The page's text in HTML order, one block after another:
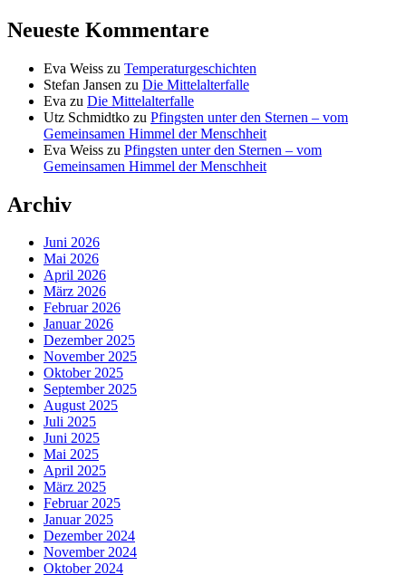
Neueste Kommentare
Eva Weiss zu Temperaturgeschichten
Stefan Jansen zu Die Mittelalterfalle
Eva zu Die Mittelalterfalle
Utz Schmidtko zu Pfingsten unter den Sternen – vom
Gemeinsamen Himmel der Menschheit
Eva Weiss zu Pfingsten unter den Sternen – vom
Gemeinsamen Himmel der Menschheit
Archiv
Juni 2026
Mai 2026
April 2026
März 2026
Februar 2026
Januar 2026
Dezember 2025
November 2025
Oktober 2025
September 2025
August 2025
Juli 2025
Juni 2025
Mai 2025
April 2025
März 2025
Februar 2025
Januar 2025
Dezember 2024
November 2024
Oktober 2024